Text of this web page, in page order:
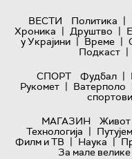
ВЕСТИ Политика |
Хроника | Друштво |
у Украјини | Време |
Подкаст |
СПОРТ
Фудбал |
Рукомет | Ватерполо
спортови
МАГАЗИН
Живот
Технологијa |
Филм и ТВ | Наука |
За мале велике